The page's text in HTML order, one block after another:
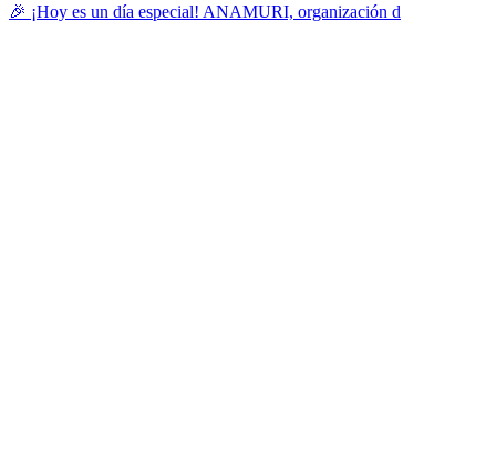
🎉 ¡Hoy es un día especial! ANAMURI, organización d